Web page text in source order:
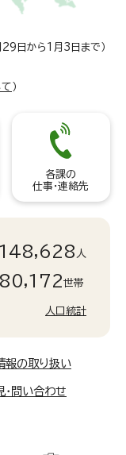
29日から1月3日まで）
）
各課の
仕事・連絡先
148,628 人
80,172世帯
人口統計
報の取り扱い
・問い合わせ